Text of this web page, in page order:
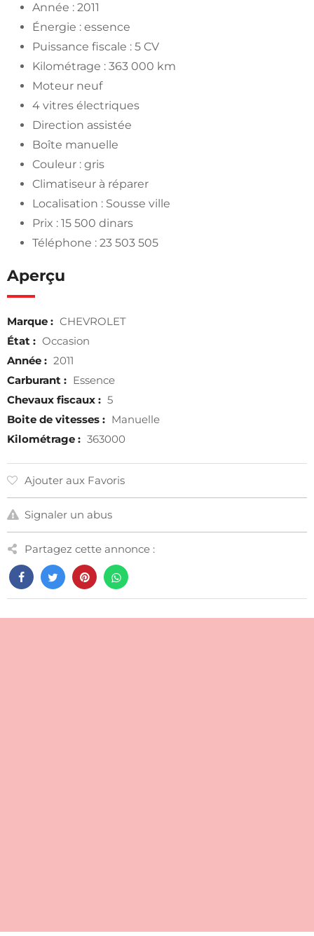
Année : 2011
Énergie : essence
Puissance fiscale : 5 CV
Kilométrage : 363 000 km
Moteur neuf
4 vitres électriques
Direction assistée
Boîte manuelle
Couleur : gris
Climatiseur à réparer
Localisation : Sousse ville
Prix : 15 500 dinars
Téléphone : 23 503 505
Aperçu
Marque : CHEVROLET
État : Occasion
Année : 2011
Carburant : Essence
Chevaux fiscaux : 5
Boite de vitesses : Manuelle
Kilométrage : 363000
Ajouter aux Favoris
Signaler un abus
Partagez cette annonce :